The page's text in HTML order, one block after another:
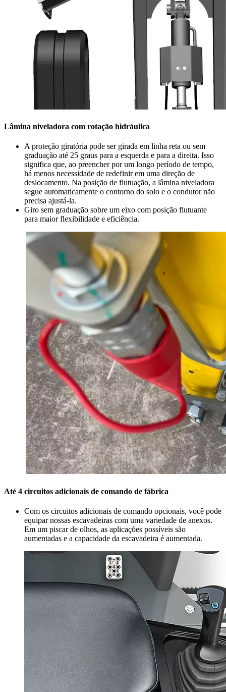
Lâmina niveladora com rotação hidráulica
A proteção giratória pode ser girada em linha reta ou sem
graduação até 25 graus para a esquerda e para a direita. Isso
significa que, ao preencher por um longo período de tempo,
há menos necessidade de redefinir em uma direção de
deslocamento. Na posição de flutuação, a lâmina niveladora
segue automaticamente o contorno do solo e o condutor não
precisa ajustá-la.
Giro sem graduação sobre um eixo com posição flutuante
para maior flexibilidade e eficiência.
Até 4 circuitos adicionais de comando de fábrica
Com os circuitos adicionais de comando opcionais, você pode
equipar nossas escavadeiras com uma variedade de anexos.
Em um piscar de olhos, as aplicações possíveis são
aumentadas e a capacidade da escavadeira é aumentada.